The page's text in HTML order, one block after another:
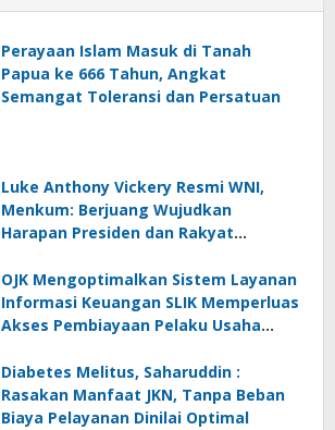
Perayaan Islam Masuk di Tanah
Papua ke 666 Tahun, Angkat
Semangat Toleransi dan Persatuan
Luke Anthony Vickery Resmi WNI,
Menkum: Berjuang Wujudkan
Harapan Presiden dan Rakyat
OJK Mengoptimalkan Sistem Layanan
Informasi Keuangan SLIK Memperluas
Akses Pembiayaan Pelaku Usaha
Diabetes Melitus, Saharuddin :
Rasakan Manfaat JKN, Tanpa Beban
Biaya Pelayanan Dinilai Optimal